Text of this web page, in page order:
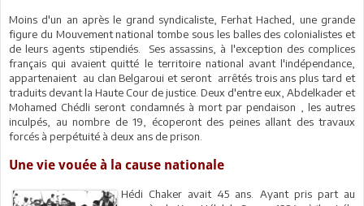
Moins d'un an après le grand syndicaliste, Ferhat Hached, une grande
figure du Mouvement national tombe sous les balles des colonialistes et
de leurs agents stipendiés. Ses assassins, à l'exception des complices
français qui avaient quitté le territoire national avant l'indépendance,
appartenaient au clan Belgaroui et seront arrêtés trois ans plus tard et
traduits devant la Haute Cour de justice. Deux d'entre eux, Abdelkader et
Mohamed Chédli seront condamnés à mort par pendaison , les autres
inculpés, au nombre de 19, écoperont des peines allant des travaux
forcés à perpétuité à deux ans de prison.
Une vie vouée à la cause nationale
Hédi Chaker avait 45 ans. Ayant pris part au